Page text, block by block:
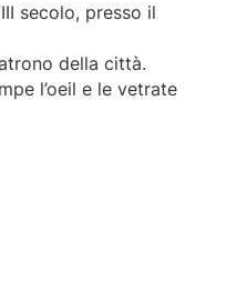
secolo, presso il
della città.
l’oeil e le vetrate